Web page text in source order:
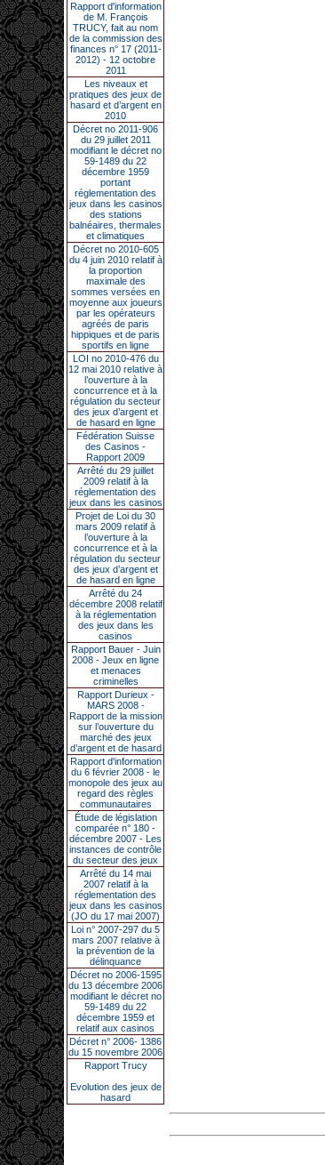
Rapport d'information
de M. François
TRUCY, fait au nom
de la commission des
finances n° 17 (2011-
2012) - 12 octobre
2011
Les niveaux et
pratiques des jeux de
hasard et d’argent en
2010
Décret no 2011-906
du 29 juillet 2011
modifiant le décret no
59-1489 du 22
décembre 1959
portant
réglementation des
jeux dans les casinos
des stations
balnéaires, thermales
et climatiques
Décret no 2010-605
du 4 juin 2010 relatif à
la proportion
maximale des
sommes versées en
moyenne aux joueurs
par les opérateurs
agréés de paris
hippiques et de paris
sportifs en ligne
LOI no 2010-476 du
12 mai 2010 relative à
l’ouverture à la
concurrence et à la
régulation du secteur
des jeux d’argent et
de hasard en ligne
Fédération Suisse
des Casinos -
Rapport 2009
Arrêté du 29 juillet
2009 relatif à la
réglementation des
jeux dans les casinos
Projet de Loi du 30
mars 2009 relatif à
l’ouverture à la
concurrence et à la
régulation du secteur
des jeux d’argent et
de hasard en ligne
Arrêté du 24
décembre 2008 relatif
à la réglementation
des jeux dans les
casinos
Rapport Bauer - Juin
2008 - Jeux en ligne
et menaces
criminelles
Rapport Durieux -
MARS 2008 -
Rapport de la mission
sur l’ouverture du
marché des jeux
d’argent et de hasard
Rapport d'information
du 6 février 2008 - le
monopole des jeux au
regard des règles
communautaires
Étude de législation
comparée n° 180 -
décembre 2007 - Les
instances de contrôle
du secteur des jeux
Arrêté du 14 mai
2007 relatif à la
réglementation des
jeux dans les casinos
(JO du 17 mai 2007)
Loi n° 2007-297 du 5
mars 2007 relative à
la prévention de la
délinquance
Décret no 2006-1595
du 13 décembre 2006
modifiant le décret no
59-1489 du 22
décembre 1959 et
relatif aux casinos
Décret n° 2006- 1386
du 15 novembre 2006
Rapport Trucy
Evolution des jeux de
hasard